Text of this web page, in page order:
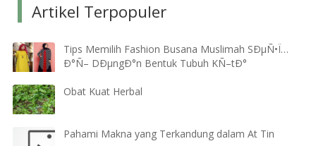
Artikel Terpopuler
Tips Memilih Fashion Busana Muslimah SÐµÑ•Ï…
Ð°Ñ– DÐµngÐ°n Bentuk Tubuh KÑ–tÐ°
Obat Kuat Herbal
Pahami Makna yang Terkandung dalam At Tin